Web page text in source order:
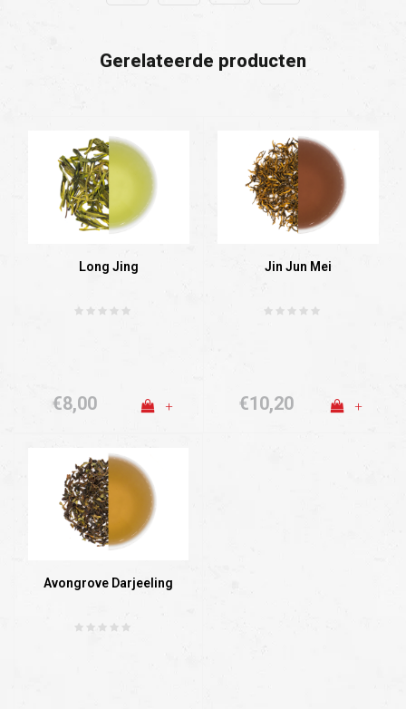
Gerelateerde producten
Long Jing
€8,00 +
Jin Jun Mei
€10,20 +
Avongrove Darjeeling